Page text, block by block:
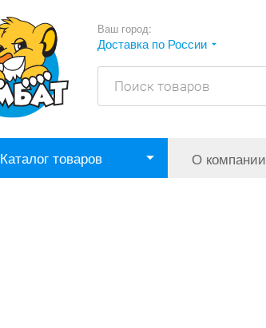
Ваш город:
Доставка по России
Каталог товаров О компании